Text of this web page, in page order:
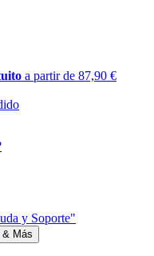
a partir de 87,90 €
y Soporte"